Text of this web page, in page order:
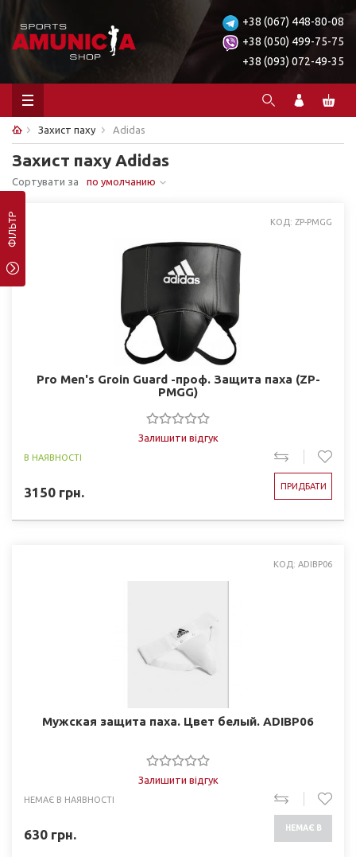
+38 (067) 448-80-08
+38 (050) 499-75-75
+38 (093) 072-49-35
Захист паху Adidas
Захист паху Adidas
Сортувати за по умолчанию
ФІЛЬТР КОД: ZP-PMGG
Pro Men's Groin Guard -проф. Защита паха (ZP-
PMGG)
Залишити відгук
В НАЯВНОСТІ
3150 грн. ПРИДБАТИ
КОД: ADIBP06
Мужская защита паха. Цвет белый. ADIBP06
Залишити відгук
НЕМАЄ В НАЯВНОСТІ
630 грн. НЕМАЄ В